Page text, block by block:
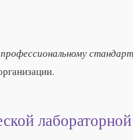
профессиональному